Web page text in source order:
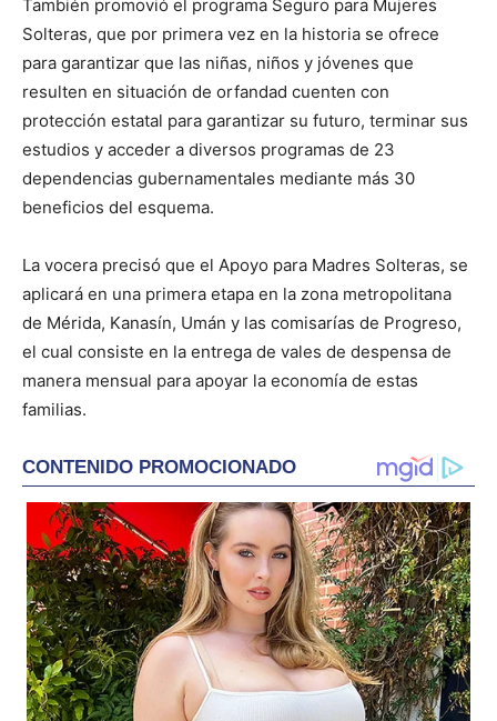
También promovió el programa Seguro para Mujeres
Solteras, que por primera vez en la historia se ofrece
para garantizar que las niñas, niños y jóvenes que
resulten en situación de orfandad cuenten con
protección estatal para garantizar su futuro, terminar sus
estudios y acceder a diversos programas de 23
dependencias gubernamentales mediante más 30
beneficios del esquema.
La vocera precisó que el Apoyo para Madres Solteras, se
aplicará en una primera etapa en la zona metropolitana
de Mérida, Kanasín, Umán y las comisarías de Progreso,
el cual consiste en la entrega de vales de despensa de
manera mensual para apoyar la economía de estas
familias.